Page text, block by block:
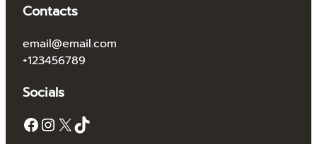
Contacts
email@email.com
+123456789
Socials
Facebook InstagramX TikTok